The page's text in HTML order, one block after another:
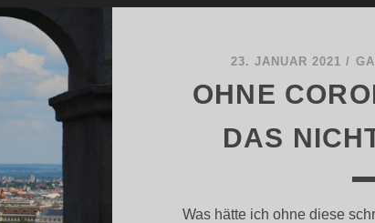
23. JANUAR 2021 /
OHNE
DAS
Was hätte ich ohne diese